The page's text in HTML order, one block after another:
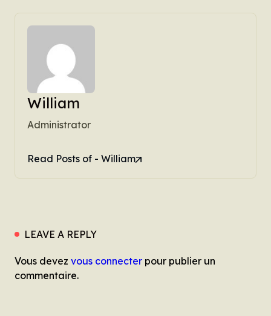
William
Administrator
Read Posts of - William
LEAVE A REPLY
Vous devez vous connecter pour publier un
commentaire.